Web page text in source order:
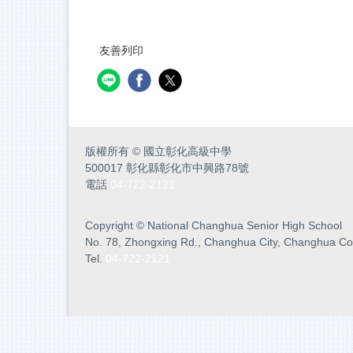
友善列印
版權所有 © 國立彰化高級中學
500017 彰化縣彰化市中興路78號
電話
Copyright © National Changhua Senior High School
No. 78, Zhongxing Rd., Changhua City, Changhua
Tel.